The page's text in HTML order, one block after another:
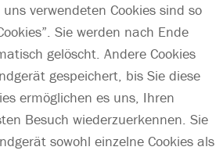
verwendeten Cookies sind so
Sie werden nach Ende
gelöscht. Andere Cookies
gespeichert, bis Sie diese
ermöglichen es uns, Ihren
Besuch wiederzuerkennen. Sie
sowohl einzelne Cookies als